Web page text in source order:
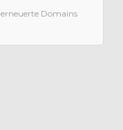
Domains